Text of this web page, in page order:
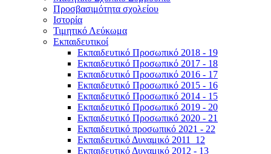
Προσβασιμότητα σχολείου
Ιστορία
Τιμητικό Λεύκωμα
Εκπαιδευτικοί
Εκπαιδευτικό Προσωπικό 2018 - 19
Εκπαιδευτικό Προσωπικό 2017 - 18
Εκπαιδευτικό Προσωπικό 2016 - 17
Εκπαιδευτικό Προσωπικό 2015 - 16
Εκπαιδευτικό Προσωπικό 2014 - 15
Εκπαιδευτικό Προσωπικό 2019 - 20
Εκπαιδευτικό Προσωπικό 2020 - 21
Εκπαιδευτικό προσωπικό 2021 - 22
Εκπαιδευτικό Δυναμικό 2011_12
Εκπαιδευτικό Δυναμικό 2012 - 13